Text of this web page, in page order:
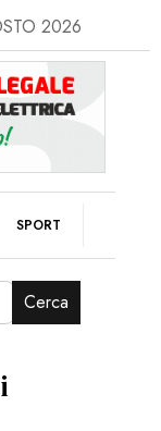
2026
SPORT
Cerca